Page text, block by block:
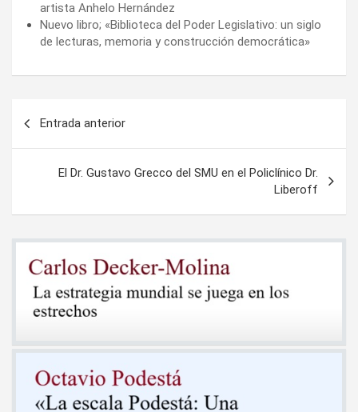
artista Anhelo Hernández
Nuevo libro; «Biblioteca del Poder Legislativo: un siglo
de lecturas, memoria y construcción democrática»
entradas
Entrada anterior
El Dr. Gustavo Grecco del SMU en el Policlínico Dr.
Liberoff